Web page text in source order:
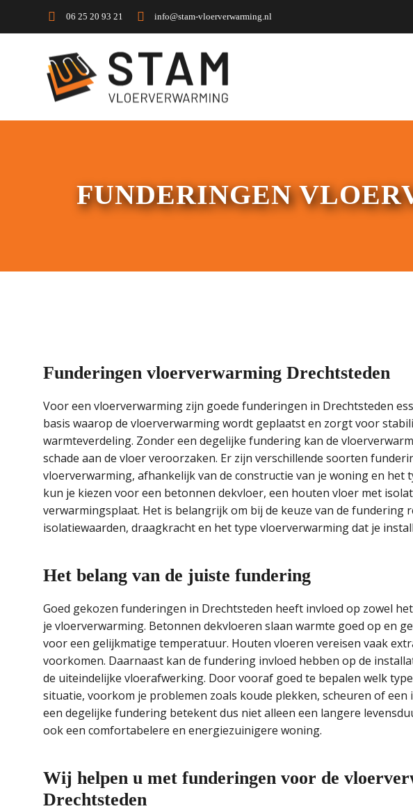
06 25 20 93 21 info@stam-vloerverwarming.nl
FUNDERINGEN
Funderingen vloerverwarming Drechtsteden
Voor een vloerverwarming zijn goede funderingen in Drechtsteden
basis waarop de vloerverwarming wordt geplaatst en zorgt voor
warmteverdeling. Zonder een degelijke fundering kan de
schade aan de vloer veroorzaken. Er zijn verschillende soorten
vloerverwarming, afhankelijk van de constructie van je woning en het
kun je kiezen voor een betonnen dekvloer, een houten vloer met
verwarmingsplaat. Het is belangrijk om bij de keuze van de fundering
isolatiewaarden, draagkracht en het type vloerverwarming dat je
Het belang van de juiste fundering
Goed gekozen funderingen in Drechtsteden heeft invloed op zowel
je vloerverwarming. Betonnen dekvloeren slaan warmte goed op en
voor een gelijkmatige temperatuur. Houten vloeren vereisen vaak
voorkomen. Daarnaast kan de fundering invloed hebben op de
de uiteindelijke vloerafwerking. Door vooraf goed te bepalen welk
situatie, voorkom je problemen zoals koude plekken, scheuren of
een degelijke fundering betekent dus niet alleen een langere
ook een comfortabelere en energiezuinigere woning.
Wij helpen u met funderingen voor de
Drechtsteden